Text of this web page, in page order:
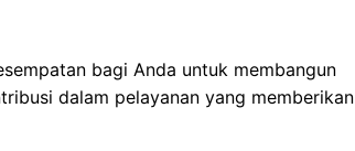
bagi Anda untuk membangun
dalam pelayanan yang memberikan